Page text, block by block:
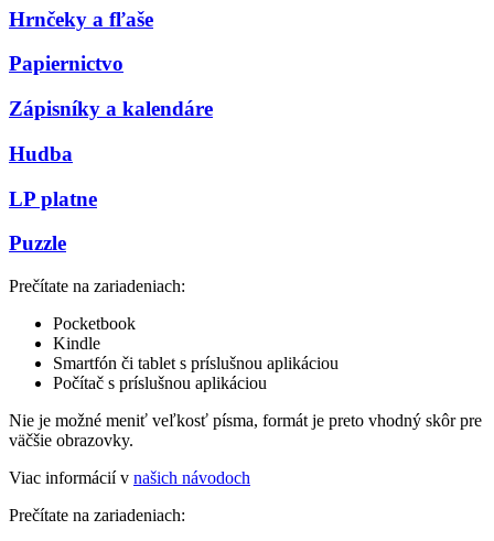
Hrnčeky a fľaše
Papiernictvo
Zápisníky a kalendáre
Hudba
LP platne
Puzzle
Prečítate na zariadeniach:
Pocketbook
Kindle
Smartfón či tablet s príslušnou aplikáciou
Počítač s príslušnou aplikáciou
Nie je možné meniť veľkosť písma, formát je preto vhodný skôr pre
väčšie obrazovky.
Viac informácií v našich návodoch
Prečítate na zariadeniach: